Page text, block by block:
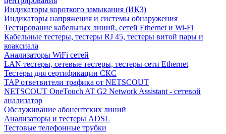
Индикаторы короткого замыкания (ИКЗ)
Индикаторы напряжения и системы обнаружения
Тестирование кабельных линий, сетей Ethernet и Wi-Fi
Кабельные тестеры, тестеры RJ 45, тестеры витой пары и
коаксиала
Анализаторы WiFi сетей
LAN тестеры, сетевые тестеры, тестеры сети Ethernet
Тестеры для сертификации СКС
TAP ответвители трафика от NETSCOUT
NETSCOUT OneTouch AT G2 Network Assistant - сетевой
анализатор
Обслуживание абонентских линий
Анализаторы и тестеры ADSL
Тестовые телефонные трубки